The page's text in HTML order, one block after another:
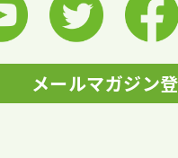
メールマガジン